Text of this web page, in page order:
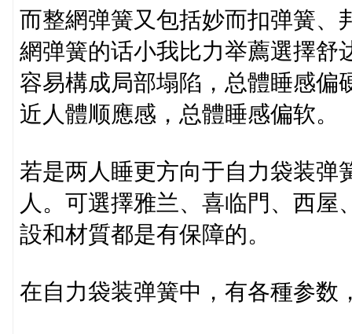
而整網弹簧又包括妙而扣弹簧、
網弹簧的话小我比力举薦選擇舒
容易構成局部塌陷，总體睡感偏
近人體顺應感，总體睡感偏软。
若是两人睡更方向于自力袋装弹
人。可選擇雅兰、喜临門、西
設和材質都是有保障的。
在自力袋装弹簧中，有各種参数